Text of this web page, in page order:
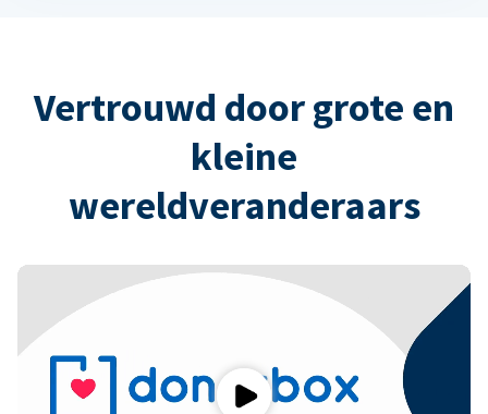
Vertrouwd door grote en
kleine
wereldveranderaars
Play